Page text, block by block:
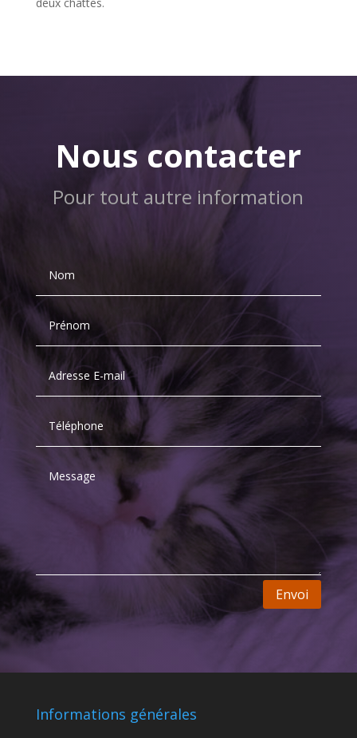
Nous contacter
Pour tout autre information
Envoi
Informations générales